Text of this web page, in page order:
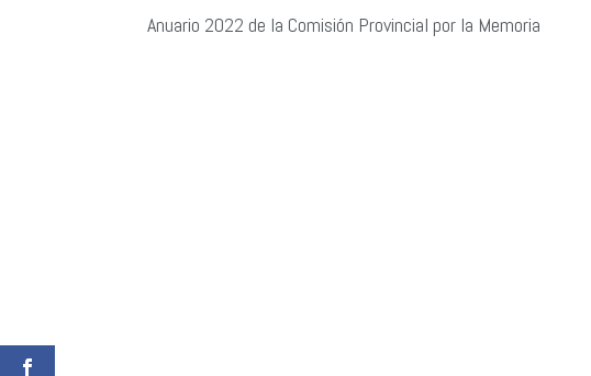
Anuario 2022 de la Comisión Provincial por la Memoria